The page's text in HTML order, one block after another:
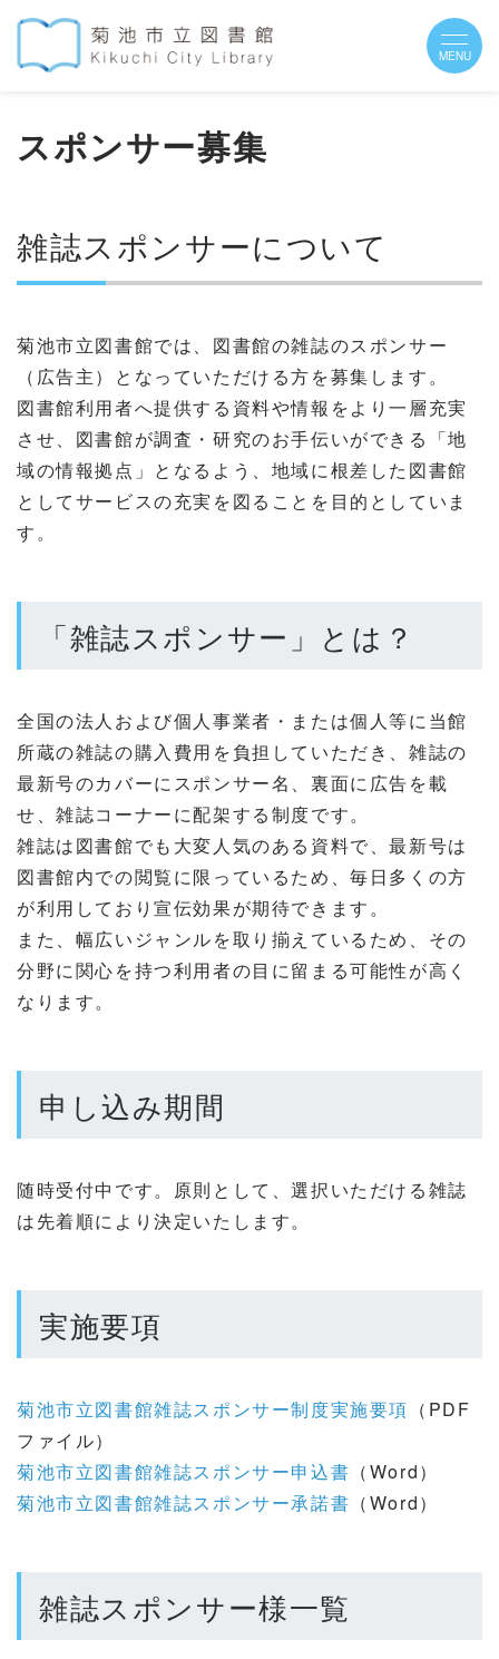
スポンサー募集
雑誌スポンサーについて
菊池市立図書館では、図書館の雑誌のスポンサー
（広告主）となっていただける方を募集します。
図書館利用者へ提供する資料や情報をより一層充実
させ、図書館が調査・研究のお手伝いができる「地
域の情報拠点」となるよう、地域に根差した図書館
としてサービスの充実を図ることを目的としていま
す。
「雑誌スポンサー」とは？
全国の法人および個人事業者・または個人等に当館
所蔵の雑誌の購入費用を負担していただき、雑誌の
最新号のカバーにスポンサー名、裏面に広告を載
せ、雑誌コーナーに配架する制度です。
雑誌は図書館でも大変人気のある資料で、最新号は
図書館内での閲覧に限っているため、毎日多くの方
が利用しており宣伝効果が期待できます。
また、幅広いジャンルを取り揃えているため、その
分野に関心を持つ利用者の目に留まる可能性が高く
なります。
申し込み期間
随時受付中です。原則として、選択いただける雑誌
は先着順により決定いたします。
実施要項
菊池市立図書館雑誌スポンサー制度実施要項 （PDF
ファイル）
菊池市立図書館雑誌スポンサー申込書 （Word）
菊池市立図書館雑誌スポンサー承諾書 （Word）
雑誌スポンサー様一覧